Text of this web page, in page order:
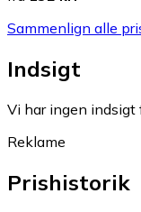
Sammenlign alle
Indsigt
Vi har ingen indsigt
Reklame
Prishistorik